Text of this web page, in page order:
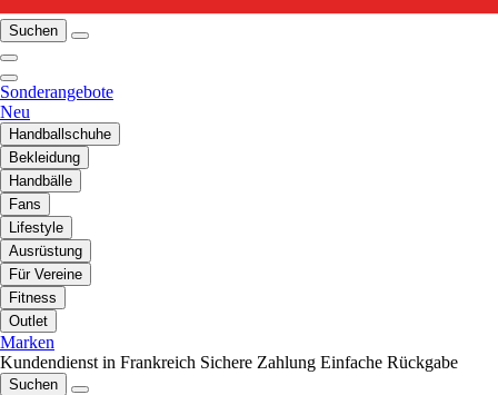
Suchen
Sonderangebote
Neu
Handballschuhe
Bekleidung
Handbälle
Fans
Lifestyle
Ausrüstung
Für Vereine
Fitness
Outlet
Marken
Kundendienst in Frankreich Sichere Zahlung Einfache Rückgabe
Suchen